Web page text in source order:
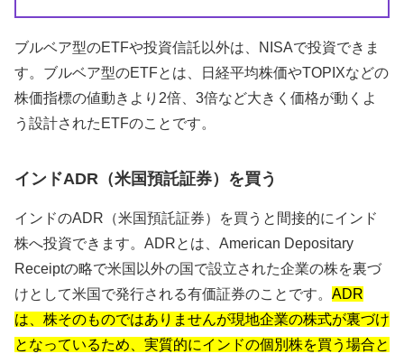
ブルベア型のETFや投資信託以外は、NISAで投資できま
す。ブルベア型のETFとは、日経平均株価やTOPIXなどの
株価指標の値動きより2倍、3倍など大きく価格が動くよ
う設計されたETFのことです。
インドADR（米国預託証券）を買う
インドのADR（米国預託証券）を買うと間接的にインド
株へ投資できます。ADRとは、American Depositary
Receiptの略で米国以外の国で設立された企業の株を裏づ
けとして米国で発行される有価証券のことです。 ADR
は、株そのものではありませんが現地企業の株式が裏づけ
となっているため、実質的にインドの個別株を買う場合と